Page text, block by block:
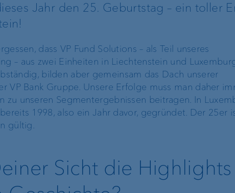
Jahr den 25. Geburtstag – ein toller
dass VP Fund Solutions – als Teil unseres
– aus zwei Einheiten in Liechtenstein und
bilden aber gemeinsam das Dach unserer
VP Bank Gruppe. Unsere Erfolge muss man daher
zu unseren Segmentergebnissen beitragen. In
1998, also ein Jahr davor, gegründet. Der 25er
gültig.
Sicht die Highlights